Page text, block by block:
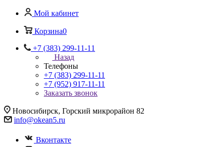
Мой кабинет
Корзина0
+7 (383) 299-11-11
Назад
Телефоны
+7 (383) 299-11-11
+7 (952) 917-11-11
Заказать звонок
Новосибирск, Горский микрорайон 82
info@okean5.ru
Вконтакте